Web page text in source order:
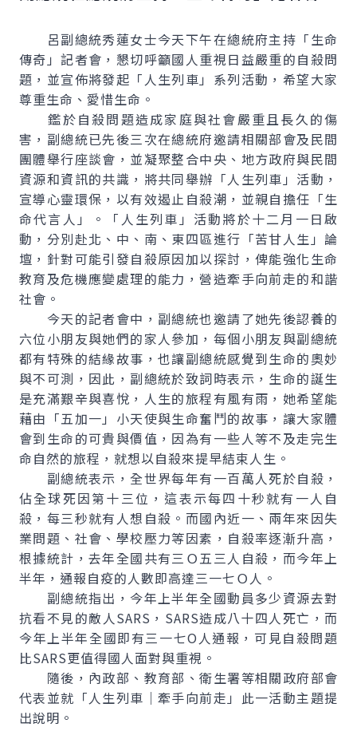
呂副總統秀蓮女士今天下午在總統府主持「生命
傳奇」記者會，懇切呼籲國人重視日益嚴重的自殺問
題，並宣佈將發起「人生列車」系列活動，希望大家
尊重生命、愛惜生命。
鑑於自殺問題造成家庭與社會嚴重且長久的傷
害，副總統已先後三次在總統府邀請相關部會及民間
團體舉行座談會，並凝聚整合中央、地方政府與民間
資源和資訊的共識，將共同舉辦「人生列車」活動，
宣導心靈環保，以有效遏止自殺潮，並親自擔任「生
命代言人」。「人生列車」活動將於十二月一日啟
動，分別赴北、中、南、東四區進行「苦甘人生」論
壇，針對可能引發自殺原因加以探討，俾能強化生命
教育及危機應變處理的能力，營造牽手向前走的和諧
社會。
今天的記者會中，副總統也邀請了她先後認養的
六位小朋友與她們的家人參加，每個小朋友與副總統
都有特殊的結緣故事，也讓副總統感覺到生命的奧妙
與不可測，因此，副總統於致詞時表示，生命的誕生
是充滿艱辛與喜悅，人生的旅程有風有雨，她希望能
藉由「五加一」小天使與生命奮鬥的故事，讓大家體
會到生命的可貴與價值，因為有一些人等不及走完生
命自然的旅程，就想以自殺來提早結束人生。
副總統表示，全世界每年有一百萬人死於自殺，
佔全球死因第十三位，這表示每四十秒就有一人自
殺，每三秒就有人想自殺。而國內近一、兩年來因失
業問題、社會、學校壓力等因素，自殺率逐漸升高，
根據統計，去年全國共有三Ｏ五三人自殺，而今年上
半年，通報自疫的人數即高達三一七Ｏ人。
副總統指出，今年上半年全國動員多少資源去對
抗看不見的敵人SARS，SARS造成八十四人死亡，而
今年上半年全國即有三一七O人通報，可見自殺問題
比SARS更值得國人面對與重視。
隨後，內政部、教育部、衛生署等相關政府部會
代表並就「人生列車｜牽手向前走」此一活動主題提
出說明。